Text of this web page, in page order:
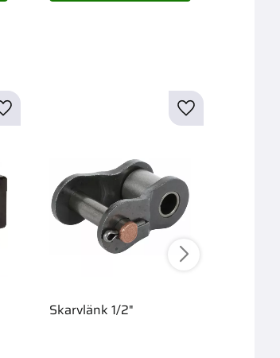
Skarvlänk 1/2"